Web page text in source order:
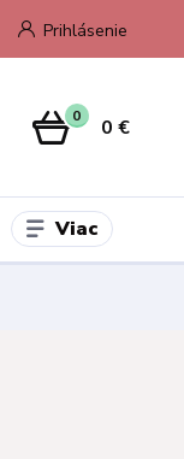
Prihlásenie
0 0 €
Viac